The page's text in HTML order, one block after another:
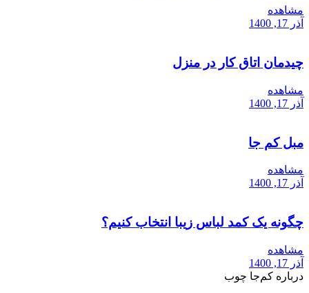
مشاهده
آذر 17, 1400
چیدمان اتاق کار در منزل
مشاهده
آذر 17, 1400
مبل کم جا
مشاهده
آذر 17, 1400
چگونه یک کمد لباس زیبا انتخاب کنیم؟
مشاهده
آذر 17, 1400
درباره کم‌جا چوب